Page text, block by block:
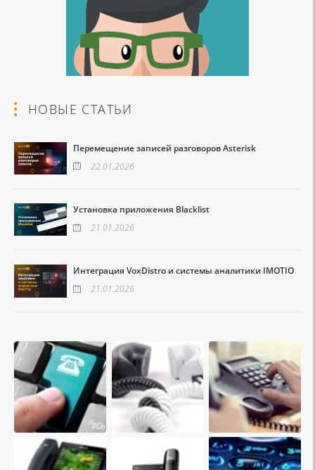
НОВЫЕ СТАТЬИ
Перемещение записей разговоров Asterisk
22.01.2026
Установка приложения Blacklist
21.01.2026
Интеграция VoxDistro и системы аналитики IMOTIO
21.01.2026